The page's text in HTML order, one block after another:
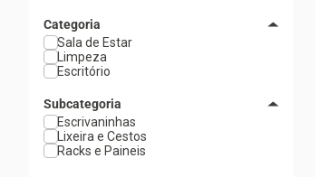
Categoria
Sala de Estar
Limpeza
Escritório
Subcategoria
Escrivaninhas
Lixeira e Cestos
Racks e Paineis